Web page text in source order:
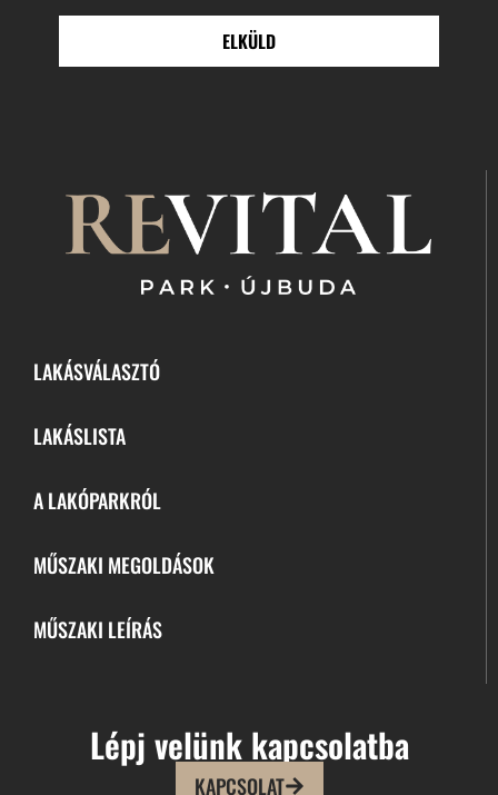
LAKÁSVÁLASZTÓ
LAKÁSLISTA
A LAKÓPARKRÓL
MŰSZAKI MEGOLDÁSOK
MŰSZAKI LEÍRÁS
Lépj velünk kapcsolatba
KAPCSOLAT